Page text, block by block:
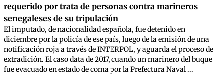
requerido por trata de personas contra marineros
senegaleses de su tripulación
El imputado, de nacionalidad española, fue detenido en
diciembre por la policía de ese país, luego de la emisión de una
notificación roja a través de INTERPOL, y aguarda el proceso de
extradición. El caso data de 2017, cuando un marinero del buque
fue evacuado en estado de coma por la Prefectura Naval ...